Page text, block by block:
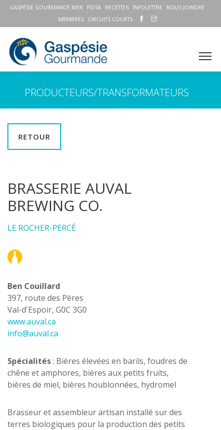
GASPÉSIE GOURMANDE MER FIDSA RECETTES INFOLETTRE
NOUS JOINDRE
MEMBRES
CIRCUITS COURTS
PRODUCTEURS/TRANSFORMATEURS
RETOUR
BRASSERIE AUVAL
BREWING CO.
LE ROCHER-PERCÉ
Ben Couillard
397, route des Pères
Val-d'Espoir, G0C 3G0
www.auval.ca
info@auval.ca
Spécialités: Bières élevées en barils, foudres de
chêne et amphores, bières aux petits fruits,
bières de miel, bières houblonnées, hydromel
Brasseur et assembleur artisan installé sur des
terres biologiques pour la production des petits